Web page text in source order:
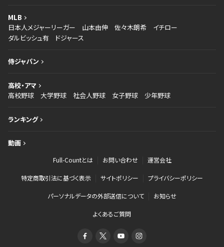
MLB
日本人メジャーリーガー
山本由伸 佐々木朗希
イチロー
ダルビッシュ有
ドジャース
侍ジャパン
高校・アマ
高校野球
大学野球 社会人野球 女子野球 少年野球
ランキング
動画
Full-Countとは お問い合わせ 運営会社
特定商取引法に基づく表示 サイトポリシー プライバシーポリシー
パーソナルデータの外部送信について お知らせ
よくあるご質問